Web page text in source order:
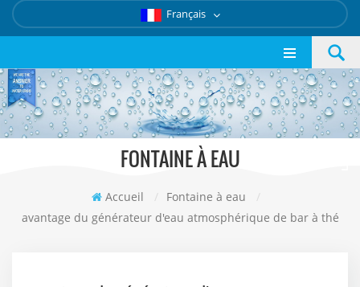
Français
FONTAINE À EAU
Accueil / Fontaine à eau
/
avantage du générateur d'eau atmosphérique de bar à thé